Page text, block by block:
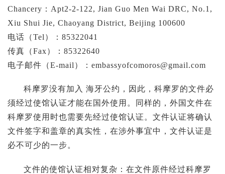
怎么办理出生公证书？针对不同年代出生人群的详细
攻略
@老陈有话说
Chancery：Apt2-2-122, Jian Guo Men Wai DRC, No.1,
Xiu Shui Jie, Chaoyang District, Beijing 100600
电话（Tel）：85322041
传真（Fax）：85322640
电子邮件（E-mail）： embassyofcomoros@gmail.com
科摩罗没有加入 海牙公约，因此，科摩罗的文件必
须经过使馆认证才能在国外使用。同样的，外国文件在
科摩罗使用时也需要先经过使馆认证。文件认证将确认
文件签字和盖章的真实性，在涉外事宜中，文件认证是
必不可少的一步。
文件的使馆认证相对复杂：在文件原件经过科摩罗